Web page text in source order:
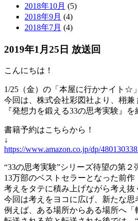
2018年10月 (5)
2018年9月 (4)
2018年7月 (4)
2019年1月25日 放送回
こんにちは！
1/25（金）の「本屋に行かナイト☆
今回は、株式会社彩図社より、栩兼
『発想力を鍛える33の思考実験』
書籍予約はこちらから！
↓
https://www.amazon.co.jp/dp/
“33の思考実験”シリーズ待望の第２
13万部のベストセラーとなった前
考えをタテに積み上げながら考え抜
今回は考えをヨコに広げ、新たな思
例えば、ある場所からある場所へ「